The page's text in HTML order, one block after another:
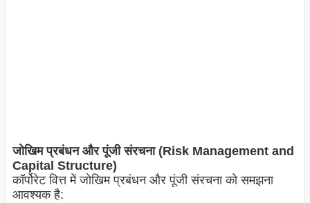
जोखिम प्रबंधन और पूंजी संरचना (Risk Management and
Capital Structure)
कॉर्पोरेट वित्त में जोखिम प्रबंधन और पूंजी संरचना को समझना
आवश्यक है: